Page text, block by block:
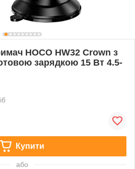
HOCO HW32 Crown з
зарядкою 15 Вт 4.5-
Купити
або